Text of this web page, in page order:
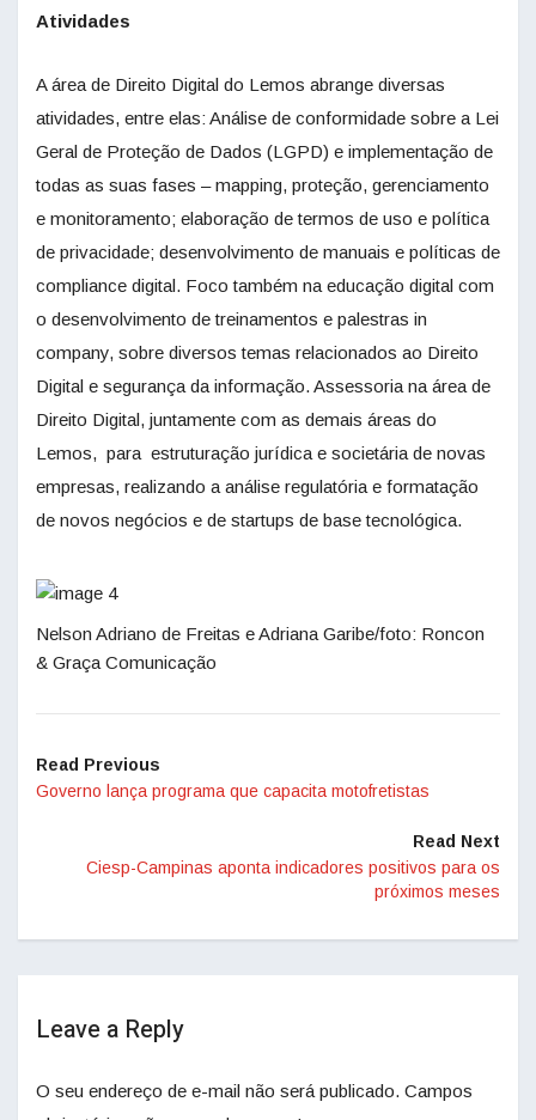
Atividades
A área de Direito Digital do Lemos abrange diversas
atividades, entre elas: Análise de conformidade sobre a Lei
Geral de Proteção de Dados (LGPD) e implementação de
todas as suas fases – mapping, proteção, gerenciamento
e monitoramento; elaboração de termos de uso e política
de privacidade; desenvolvimento de manuais e políticas de
compliance digital. Foco também na educação digital com
o desenvolvimento de treinamentos e palestras in
company, sobre diversos temas relacionados ao Direito
Digital e segurança da informação. Assessoria na área de
Direito Digital, juntamente com as demais áreas do
Lemos, para estruturação jurídica e societária de novas
empresas, realizando a análise regulatória e formatação
de novos negócios e de startups de base tecnológica.
Nelson Adriano de Freitas e Adriana Garibe/foto: Roncon
& Graça Comunicação
Read Previous
Governo lança programa que capacita motofretistas
Read Next
Ciesp-Campinas aponta indicadores positivos para os
próximos meses
Leave a Reply
O seu endereço de e-mail não será publicado. Campos